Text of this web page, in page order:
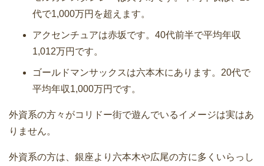
代で1,000万円を超えます。
アクセンチュアは赤坂です。40代前半で平均年収
1,012万円です。
ゴールドマンサックスは六本木にあります。20代で
平均年収1,000万円です。
外資系の方々がコリドー街で遊んでいるイメージは実はあ
りません。
外資系の方は、銀座より六本木や広尾の方に多くいらっし